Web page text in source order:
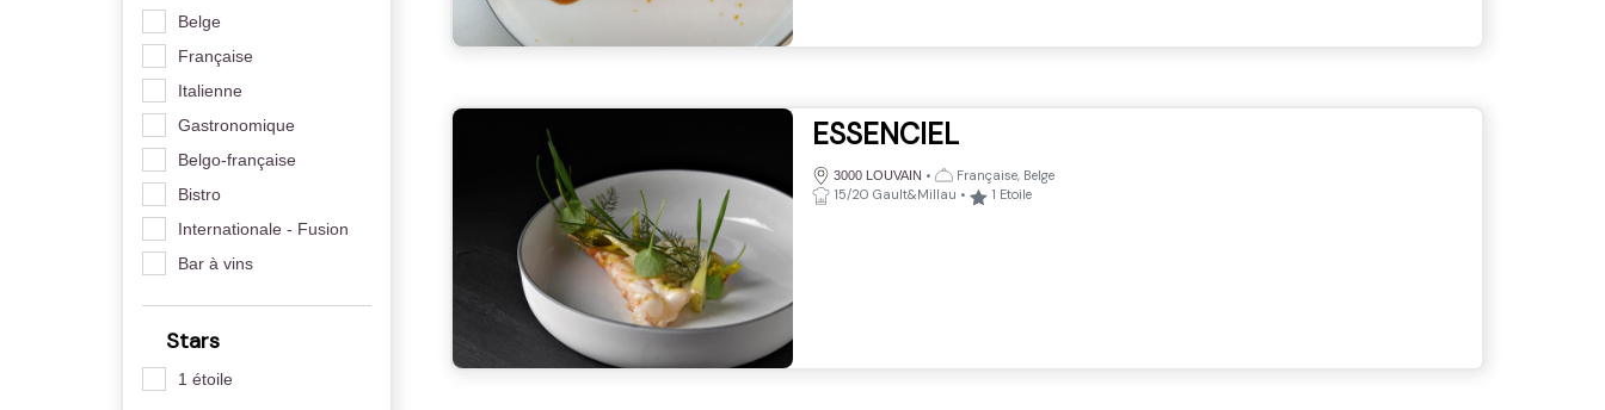
Belge
Française
Italienne
Gastronomique
Belgo-française
Bistro
Internationale - Fusion
Bar à vins
Stars
1 étoile
ESSENCIEL
3000 LOUVAIN •
Française, Belge
15/20 Gault&Millau • 1 Etoile